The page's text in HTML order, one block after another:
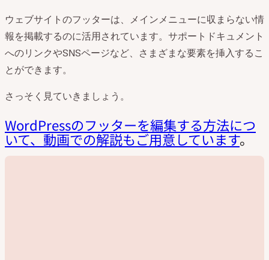
ウェブサイトのフッターは、メインメニューに収まらない情
報を掲載するのに活用されています。サポートドキュメント
へのリンクやSNSページなど、さまざまな要素を挿入するこ
とができます。
さっそく見ていきましょう。
WordPressのフッターを編集する方法につ
いて、動画での解説もご用意しています。